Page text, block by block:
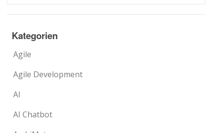
Kategorien
Agile
Agile Development
AI
AI Chatbot